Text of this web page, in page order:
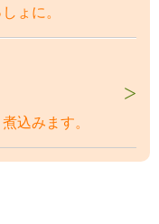
ょに。
込みます。